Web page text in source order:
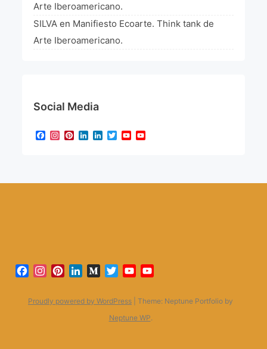
Arte Iberoamericano.
SILVA en Manifiesto Ecoarte. Think tank de
Arte Iberoamericano.
Social Media
Facebook
Instagram
Pinterest
LinkedIn
LinkedIn
TwitterYouTube
Facebook
Instagram
PinterestLinkedInMediumTwitterYouTube
Proudly powered by WordPress
Theme: Neptune Portfolio by
Neptune WP.